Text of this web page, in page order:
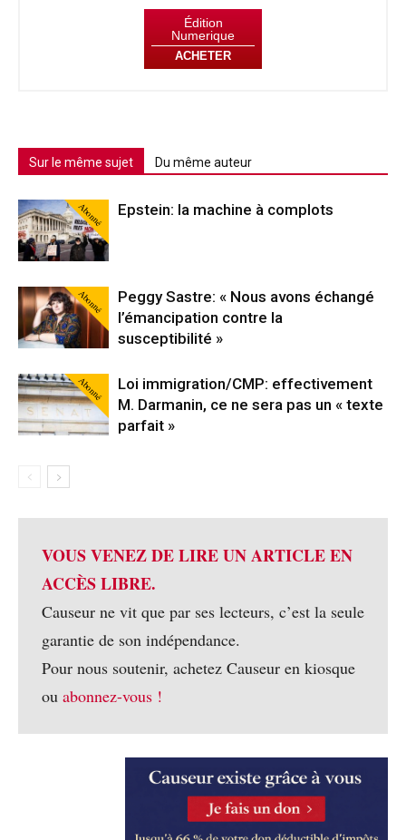
Édition
Numerique
ACHETER
Sur le même sujet Du même auteur
Abonné Epstein: la machine à complots
Abonné
Peggy Sastre: « Nous avons échangé
l’émancipation contre la
susceptibilité »
Abonné
Loi immigration/CMP: effectivement
M. Darmanin, ce ne sera pas un « texte
parfait »
VOUS VENEZ DE LIRE UN ARTICLE EN
ACCÈS LIBRE.
Causeur ne vit que par ses lecteurs, c’est la seule
garantie de son indépendance.
Pour nous soutenir, achetez Causeur en kiosque
ou abonnez-vous !